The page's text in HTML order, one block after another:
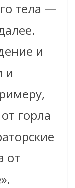
тела —
и
и
горла
от